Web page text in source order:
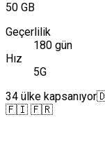
50 GB
Geçerlilik
180 gün
Hız
5G
34 ülke kapsanıyor
🇫🇮 🇫🇷